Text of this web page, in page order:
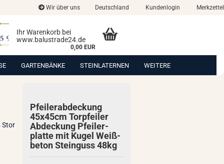
Wir über uns Deutschland Kundenlogin Merkzettel
Ihr Warenkorb bei
www.balustrade24.de
0,00 EUR
GARTENBÄNKE STEINLATERNEN WEITERE
Stor
Pfei­ler­ab­de­ckung
45x45cm Tor­pfei­ler
Ab­de­ckung Pfei­ler­
plat­te mit Kugel Weiß­
be­ton Stein­guss 48kg